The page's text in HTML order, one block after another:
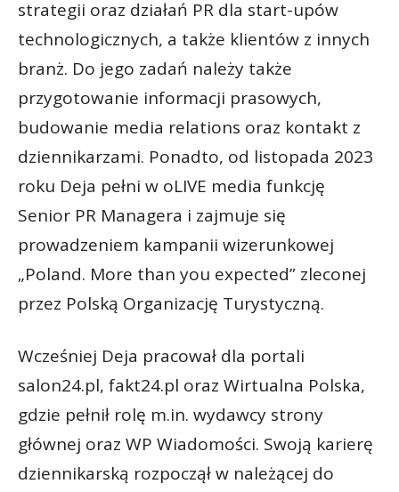
strategii oraz działań PR dla start-upów
technologicznych, a także klientów z innych
branż. Do jego zadań należy także
przygotowanie informacji prasowych,
budowanie media relations oraz kontakt z
dziennikarzami. Ponadto, od listopada 2023
roku Deja pełni w oLIVE media funkcję
Senior PR Managera i zajmuje się
prowadzeniem kampanii wizerunkowej
„Poland. More than you expected” zleconej
przez Polską Organizację Turystyczną.
Wcześniej Deja pracował dla portali
salon24.pl, fakt24.pl oraz Wirtualna Polska,
gdzie pełnił rolę m.in. wydawcy strony
głównej oraz WP Wiadomości. Swoją karierę
dziennikarską rozpoczął w należącej do